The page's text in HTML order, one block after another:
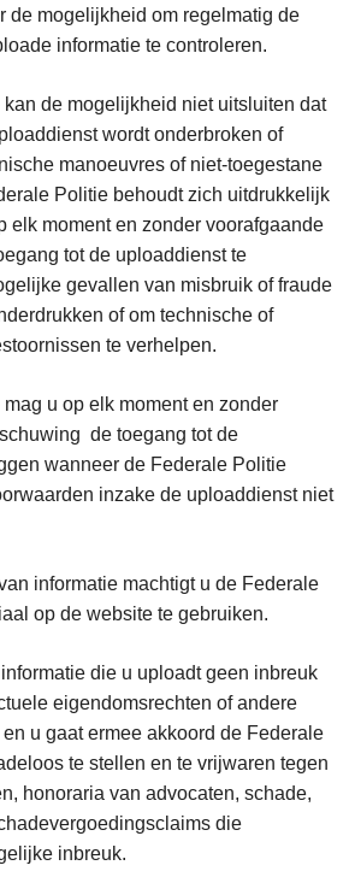
de mogelijkheid om regelmatig de
informatie te controleren.
de mogelijkheid niet uitsluiten dat
wordt onderbroken of
manoeuvres of niet-toegestane
Politie behoudt zich uitdrukkelijk
elk moment en zonder voorafgaande
tot de uploaddienst te
gevallen van misbruik of fraude
of om technische of
te verhelpen.
u op elk moment en zonder
de toegang tot de
wanneer de Federale Politie
inzake de uploaddienst niet
informatie machtigt u de Federale
op de website te gebruiken.
die u uploadt geen inbreuk
eigendomsrechten of andere
u gaat ermee akkoord de Federale
te stellen en te vrijwaren tegen
honoraria van advocaten, schade,
die
inbreuk.